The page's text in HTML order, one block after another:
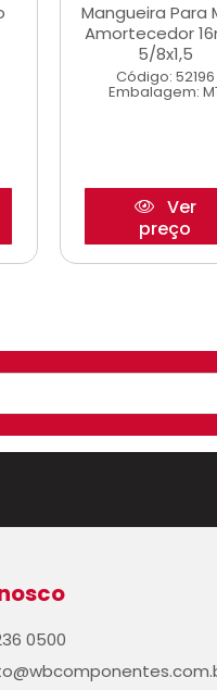
Mangueira Para
Amortecedor
5/8x1,5
Código: 52196
Embalagem:
Ver
preço
0500